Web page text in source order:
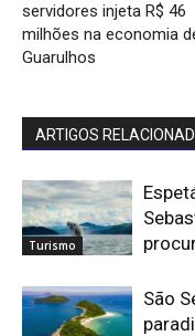
servidores injeta R$ 46
milhões na economia
Guarulhos
ARTIGOS
Turismo
São